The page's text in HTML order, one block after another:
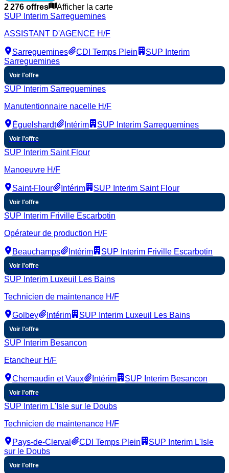
2 276 offres
Afficher la carte
SUP Interim Sarreguemines
ASSISTANT D'AGENCE H/F
Sarreguemines CDI Temps Plein
SUP Interim
Sarreguemines
Voir l'offre
SUP Interim Sarreguemines
Manutentionnaire nacelle H/F
Éguelshardt Intérim SUP Interim Sarreguemines
Voir l'offre
SUP Interim Saint Flour
Manoeuvre H/F
Saint-Flour Intérim SUP Interim Saint Flour
Voir l'offre
SUP Interim Friville Escarbotin
Opérateur de production H/F
Beauchamps Intérim SUP Interim Friville Escarbotin
Voir l'offre
SUP Interim Luxeuil Les Bains
Technicien de maintenance H/F
Golbey Intérim SUP Interim Luxeuil Les Bains
Voir l'offre
SUP Interim Besancon
Etancheur H/F
Chemaudin et Vaux Intérim SUP Interim Besancon
Voir l'offre
SUP Interim L'Isle sur le Doubs
Technicien de maintenance H/F
Pays-de-Clerval CDI Temps Plein
SUP Interim L'Isle
sur le Doubs
Voir l'offre